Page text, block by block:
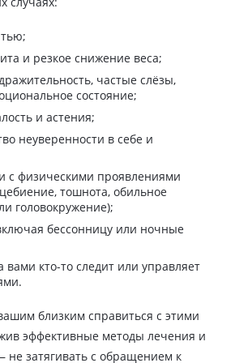
и резкое снижение веса;
частые слёзы,
состояние;
и астения;
неуверенности в себе и
с физическими проявлениями
тошнота, обильное
головокружение);
бессонницу или ночные
кто-то следит или управляет
близким справиться с этими
эффективные методы лечения и
не затягивать с обращением к